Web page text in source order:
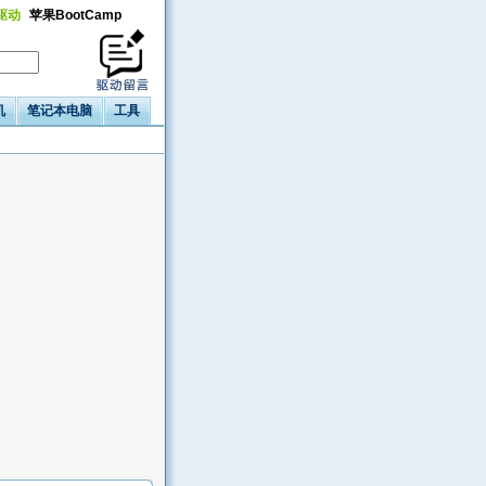
动 苹果BootCamp
笔记本电脑 工具